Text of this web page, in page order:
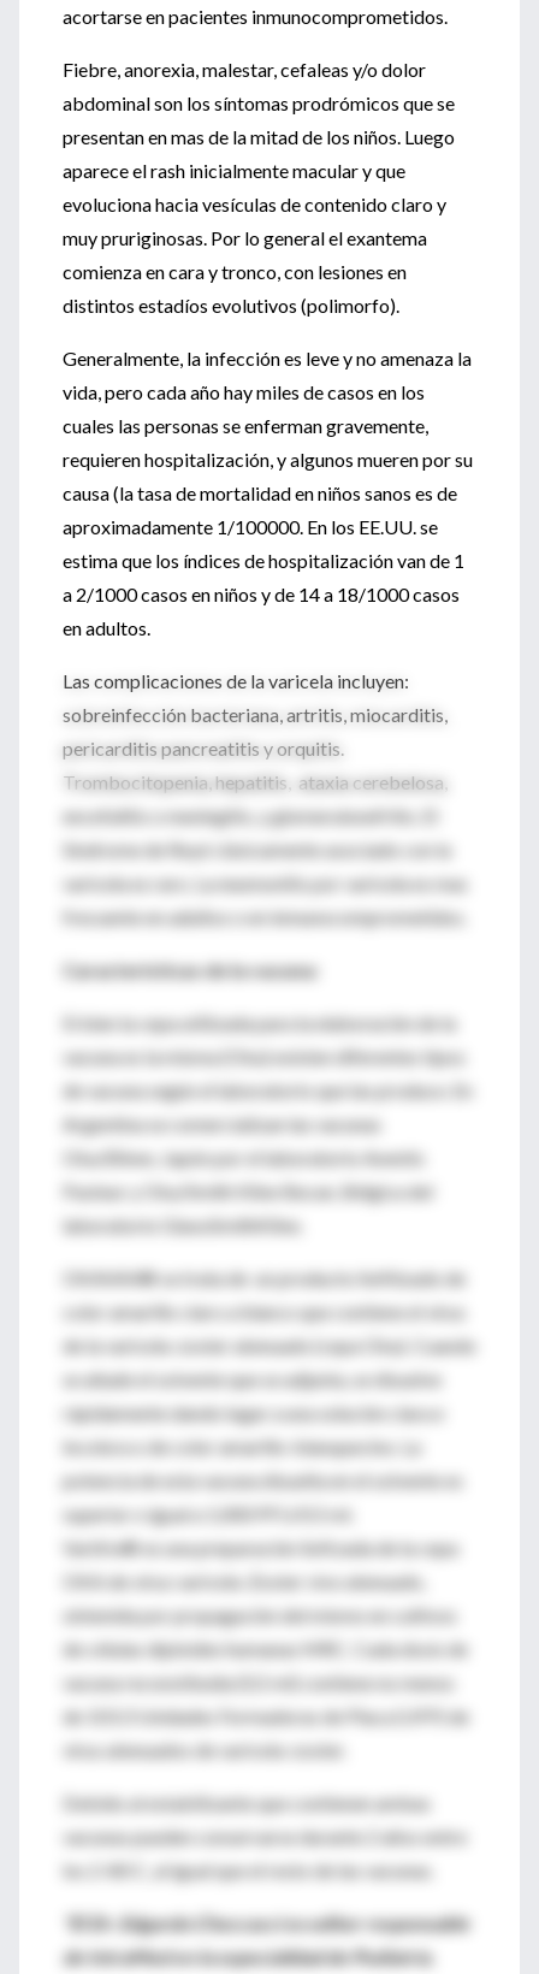
acortarse en pacientes inmunocomprometidos.
Fiebre, anorexia, malestar, cefaleas y/o dolor
abdominal son los síntomas prodrómicos que se
presentan en mas de la mitad de los niños. Luego
aparece el rash inicialmente macular y que
evoluciona hacia vesículas de contenido claro y
muy pruriginosas. Por lo general el exantema
comienza en cara y tronco, con lesiones en
distintos estadíos evolutivos (polimorfo).
Generalmente, la infección es leve y no amenaza la
vida, pero cada año hay miles de casos en los
cuales las personas se enferman gravemente,
requieren hospitalización, y algunos mueren por su
causa (la tasa de mortalidad en niños sanos es de
aproximadamente 1/100000. En los EE.UU. se
estima que los índices de hospitalización van de 1
a 2/1000 casos en niños y de 14 a 18/1000 casos
en adultos.
Las complicaciones de la varicela incluyen:
sobreinfección bacteriana, artritis, miocarditis,
pericarditis pancreatitis y orquitis.
Trombocitopenia, hepatitis, ataxia cerebelosa,
encefalitis o meningitis, y glomerulonefritis. El
Síndrome de Reyé clásicamente asociado con la
varicela es raro. La neumonitis por varicela es mas
frecuente en adultos o en inmunocomprometidos.
Características de la vacuna:
Si bien la cepa utilizada para la elaboración de la
vacuna es la misma (Oka) existen diferentes tipos
de vacuna según el laboratorio que las produce. En
Argentina se comercializan las vacunas
Oka/Biken, Japón por el laboratorio Aventis
Pasteur y Oka/Smith Kline Becan, Bélgica del
laboratorio GlaxoSmithKline.
OKAVAX® se trata de un producto liofilizado de
color amarillo claro a blanco que contiene el virus
de la varicela-zoster atenuado (cepa Oka). Cuando
se añade el solvente que se adjunta, se disuelve
rápidamente dando lugar a una solución clara e
incolora o de color amarillo-blanquecino. La
potencia de esta vacuna disuelta en el solvente es
superior o igual a 1,000 PFU/0.5 ml.
Varilrix® es una preparación liofizada de la cepa
OKA de virus varicela-Zoster vivo atenuado,
obtenida por propagación del mismo en cultivos
de células diploides humanas MRC. Cada dosis de
vacuna reconstituída (0,5 ml) contiene no menos
de 103.3 Unidades Formadoras de Placa (UFP) de
virus atenuados de varicela-zoster.
Debido al estabilizante que contienen ambas
vacunas pueden conservarse durante 2 años entre
los 2-80 C, al igual que el resto de las vacunas.
*El Dr. Edgardo Checcacci es editor responsable
de IntraMed en la especialidad de Pediatría.